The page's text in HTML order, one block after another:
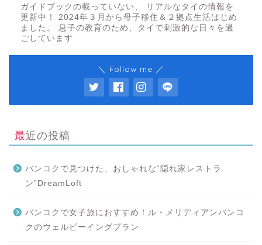
ガイドブックの載っていない、 リアルなタイの情報を
更新中！ 2024年３月から母子移住＆２拠点生活はじめ
ました。 息子の教育のため、タイで刺激的な日々を過
ごしています
＼ Follow me ／
最近の投稿
バンコクで見つけた、おしゃれな“隠れ家レストラ
ン”DreamLoft
バンコクで女子旅におすすめ！ル・メリディアンバンコ
クのウェルビーイングプラン